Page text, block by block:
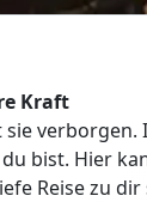
Kraft
bist. Hier
Reise zu dir